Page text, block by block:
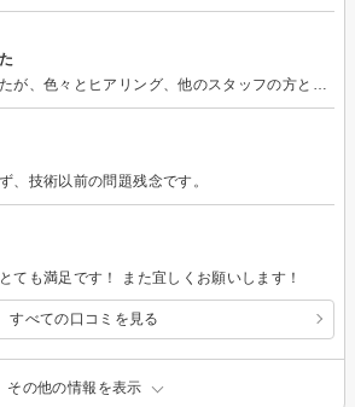
、技術以前の問題残念です。
ても満足です！ また宜しくお願いします！
すべての口コミを見る
その他の情報を表示